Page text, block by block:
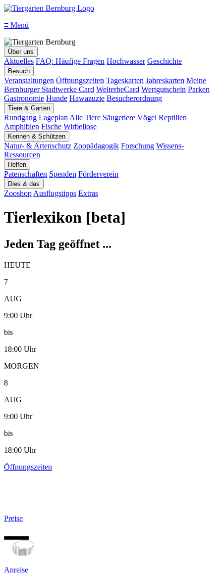
≡ Menü
Über uns
Aktuelles FAQ: Häufige Fragen Hochwasser Geschichte
Besuch
Veranstaltungen Öffnungszeiten Tageskarten Jahreskarten Meine
Bernburger Stadtwerke Card WelterbeCard Wertgutschein Parken
Gastronomie Hunde Hawazuzie Besucherordnung
Tiere & Garten
Rundgang Lageplan Alle Tiere Säugetiere Vögel Reptilien
Amphibien Fische Wirbellose
Kennen & Schützen
Natur- & Artenschutz Zoopädagogik Forschung Wissens-
Ressourcen
Helfen
Patenschaften Spenden Förderverein
Dies & das
Zooshop Ausflugstipps Extras
Tierlexikon [beta]
Jeden Tag geöffnet ...
HEUTE
7
AUG
9:00 Uhr
bis
18:00 Uhr
MORGEN
8
AUG
9:00 Uhr
bis
18:00 Uhr
Öffnungszeiten
Preise
Anreise